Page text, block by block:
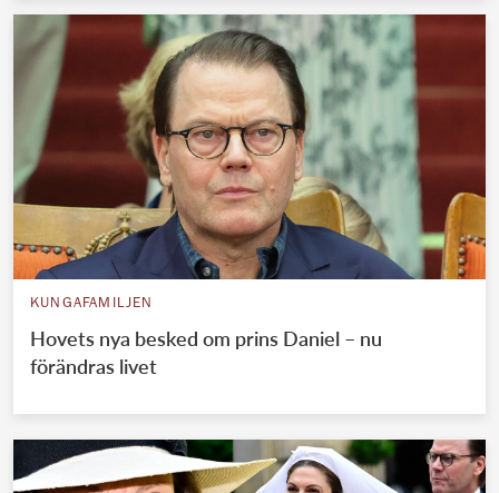
KUNGAFAMILJEN
Hovets nya besked om prins Daniel – nu
förändras livet